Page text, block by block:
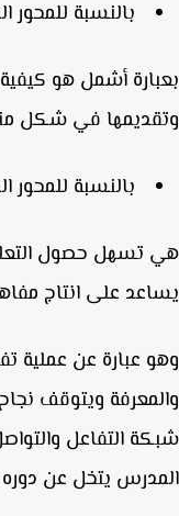
بالنسبة للمحور
في شكل
بالنسبة للمحور
حصول التعلم
على انتاج
عبارة عن عملية
ويتوقف نجاح
التفاعل
يتخل عن دوره